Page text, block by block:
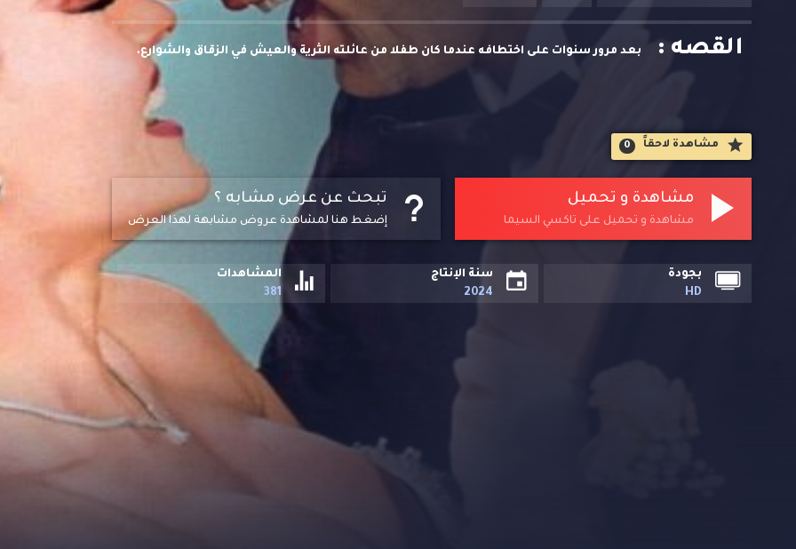
القصه : بعد مرور سنوات على اختطافه عندما كان طفلا من عائلته الثرية والعيش في الزقاق والشوارع.
مشاهدة لاحقاََ 0
تبحث عن عرض مشابه ؟
إضغط هنا لمشاهدة عروض مشابهة لهذا العرض
مشاهدة و تحميل
مشاهدة و تحميل على تاكسي السيما
بجودة
HD
سنة الإنتاج
2024
المشاهدات
381